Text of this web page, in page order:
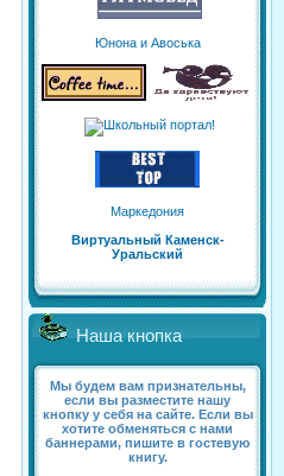
Юнона и Авоська
Маркедония
Виртуальный Каменск-
Уральский
Наша кнопка
Мы будем вам признательны,
если вы разместите нашу
кнопку у себя на сайте. Если вы
хотите обменяться с нами
баннерами, пишите в гостевую
книгу.